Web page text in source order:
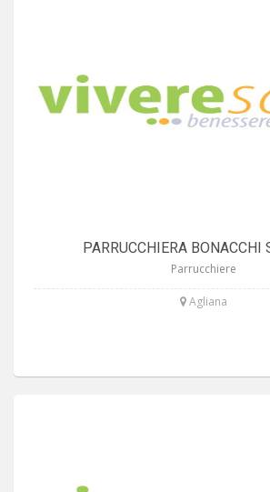
PARRUCCHIERA BONACCHI
Parrucchiere
Agliana